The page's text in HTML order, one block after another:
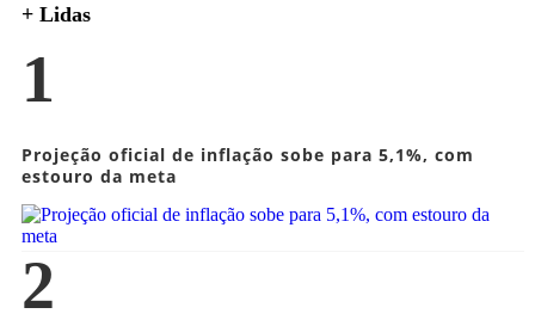
+ Lidas
1
Projeção oficial de inflação sobe para 5,1%, com
estouro da meta
2